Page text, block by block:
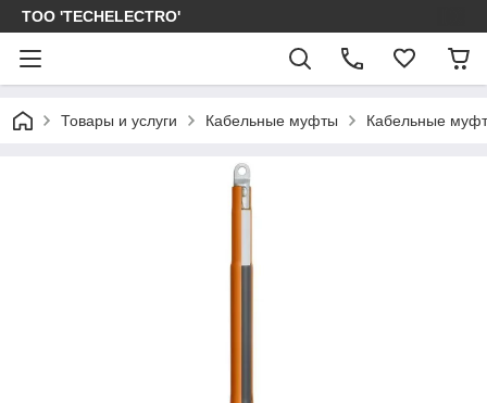
ТОО 'TECHELECTRO'
Товары и услуги Кабельные муфты Кабельные